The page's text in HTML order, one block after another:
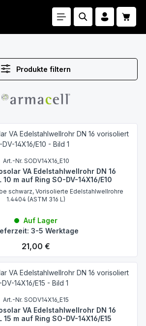
Produkte filtern
Art.-Nr. SODV14X16_E10
VA Edelstahlwellrohr DN 16
m auf Ring SO-DV-14X16/E10
schwarz, Vorisolierte Edelstahlwellrohre
1.4404 (ASTM 316 L)
Auf Lager
3-5 Werktage
Regulärer Preis:
21,00 €
Art.-Nr. SODV14X16_E15
VA Edelstahlwellrohr DN 16
m auf Ring SO-DV-14X16/E15